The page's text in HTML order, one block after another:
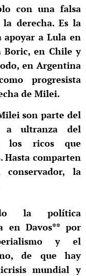
con una falsa
derecha. Es la
apoyar a Lula en
Boric, en Chile y
en Argentina
progresista
de Milei.
son parte del
a ultranza del
los ricos que
Hasta comparten
la
la política
en Davos** por
y el
de que hay
mundial y